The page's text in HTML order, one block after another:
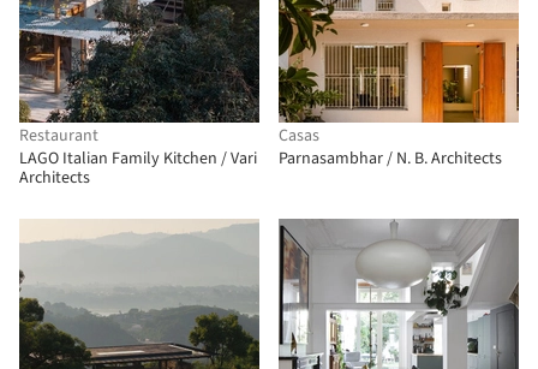
Restaurant
LAGO Italian Family Kitchen / Vari
Architects
Casas
Parnasambhar / N. B. Architects